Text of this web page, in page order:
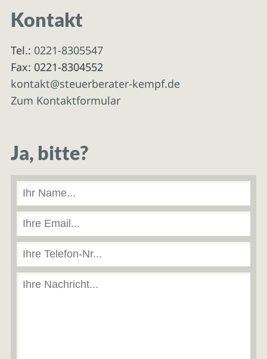
Kontakt
Tel.: 0221-8305547
Fax: 0221-8304552
kontakt@steuerberater-kempf.de
Zum Kontaktformular
Ja, bitte?